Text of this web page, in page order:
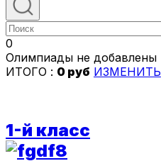
0
Олимпиады не добавлены
ИТОГО : 0 руб ИЗМЕНИТЬ
1-й класс